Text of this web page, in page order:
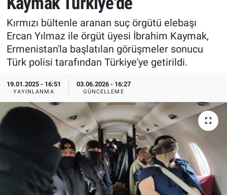
Kırmızı bültenle aranan suç örgütü elebaşı
Ercan Yılmaz ile örgüt üyesi İbrahim Kaymak,
Ermenistan'la başlatılan görüşmeler sonucu
Türk polisi tarafından Türkiye'ye getirildi.
19.01.2025 - 16:51
YAYINLANMA
03.06.2026 - 16:27
GÜNCELLEME
Ekonomi
Trend
Özel Haberler
Yazarlar
Spor
Ekonomi
Dünya
Medya
Özel Haberler
Erişim Bilgileri
Sağlık
Tüm Manşetler
Son Dakika Haberleri
Haber Arşivi